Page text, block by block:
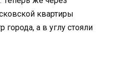
квартиры
города, а в углу стояли